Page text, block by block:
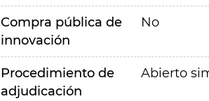
Compra pública de
innovación
No
Procedimiento de
adjudicación
Abierto